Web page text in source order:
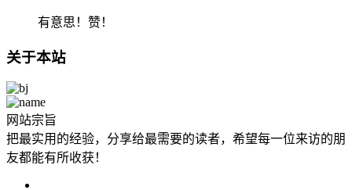
有意思！赞！
关于本站
网站宗旨
把最实用的经验，分享给最需要的读者，希望每一位来访的朋
友都能有所收获！